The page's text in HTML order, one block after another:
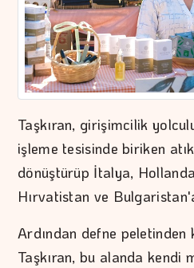
Taşkıran, girişimcilik
işleme tesisinde biriken
dönüştürüp İtalya,
Hırvatistan ve
Ardından defne peletinden
Taşkıran, bu alanda kendi